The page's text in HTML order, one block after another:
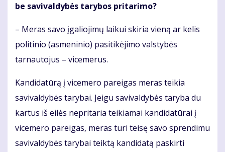
be savivaldybės tarybos pritarimo?
– Meras savo įgaliojimų laikui skiria vieną ar kelis
politinio (asmeninio) pasitikėjimo valstybės
tarnautojus – vicemerus.
Kandidatūrą į vicemero pareigas meras teikia
savivaldybės tarybai. Jeigu savivaldybės taryba du
kartus iš eilės nepritaria teikiamai kandidatūrai į
vicemero pareigas, meras turi teisę savo sprendimu
savivaldybės tarybai teiktą kandidatą paskirti